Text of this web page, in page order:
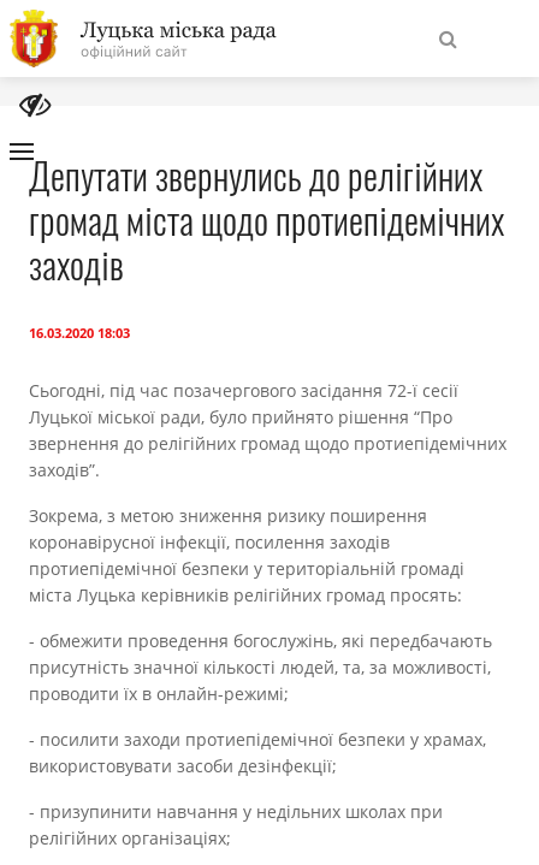
На
головну
Навігація
сайту
Про місто
Бюджет
Прозорість влади
Депутати звернулись до релігійних
громад міста щодо протиепідемічних
заходів
16.03.2020 18:03
Сьогодні, під час позачергового засідання 72-ї сесії
Луцької міської ради, було прийнято рішення “Про
звернення до релігійних громад щодо протиепідемічних
заходів”.
Зокрема, з метою зниження ризику поширення
коронавірусної інфекції, посилення заходів
протиепідемічної безпеки у територіальній громаді
міста Луцька керівників релігійних громад просять:
- обмежити проведення богослужінь, які передбачають
присутність значної кількості людей, та, за можливості,
проводити їх в онлайн-режимі;
- посилити заходи протиепідемічної безпеки у храмах,
використовувати засоби дезінфекції;
- призупинити навчання у недільних школах при
релігійних організаціях;